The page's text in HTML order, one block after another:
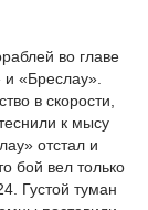
во главе
«Бреслау».
в скорости,
к мысу
отстал и
бой вел только
Густой туман